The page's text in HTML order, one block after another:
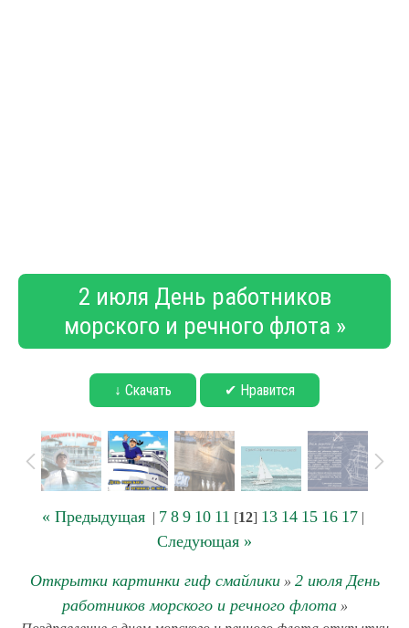
2 июля День работников
морского и речного флота »
↓ Скачать ✔ Нравится
« Предыдущая| 7 8 9 10 11 [12] 13 14 15 16 17|
Следующая »
Открытки картинки гиф смайлики» 2 июля День
работников морского и речного флота»